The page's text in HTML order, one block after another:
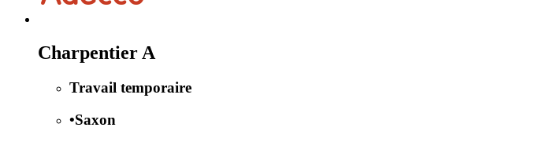
Charpentier A
Travail temporaire
•Saxon